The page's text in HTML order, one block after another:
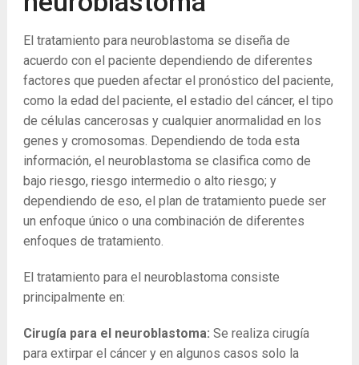
El tratamiento para neuroblastoma se diseña de
acuerdo con el paciente dependiendo de diferentes
factores que pueden afectar el pronóstico del paciente,
como la edad del paciente, el estadio del cáncer, el tipo
de células cancerosas y cualquier anormalidad en los
genes y cromosomas. Dependiendo de toda esta
información, el neuroblastoma se clasifica como de
bajo riesgo, riesgo intermedio o alto riesgo; y
dependiendo de eso, el plan de tratamiento puede ser
un enfoque único o una combinación de diferentes
enfoques de tratamiento.
El tratamiento para el neuroblastoma consiste
principalmente en:
Cirugía para el neuroblastoma: Se realiza cirugía
para extirpar el cáncer y en algunos casos solo la